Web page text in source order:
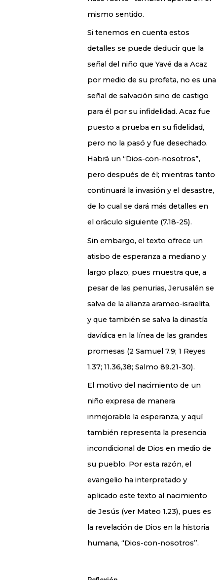
mismo sentido.
Si tenemos en cuenta estos
detalles se puede deducir que la
señal del niño que Yavé da a Acaz
por medio de su profeta, no es una
señal de salvación sino de castigo
para él por su infidelidad. Acaz fue
puesto a prueba en su fidelidad,
pero no la pasó y fue desechado.
Habrá un “Dios-con-nosotros”,
pero después de él; mientras tanto
continuará la invasión y el desastre,
de lo cual se dará más detalles en
el oráculo siguiente (7.18-25).
Sin embargo, el texto ofrece un
atisbo de esperanza a mediano y
largo plazo, pues muestra que, a
pesar de las penurias, Jerusalén se
salva de la alianza arameo-israelita,
y que también se salva la dinastía
davídica en la línea de las grandes
promesas (2 Samuel 7.9; 1 Reyes
1.37; 11.36,38; Salmo 89.21-30).
El motivo del nacimiento de un
niño expresa de manera
inmejorable la esperanza, y aquí
también representa la presencia
incondicional de Dios en medio de
su pueblo. Por esta razón, el
evangelio ha interpretado y
aplicado este texto al nacimiento
de Jesús (ver Mateo 1.23), pues es
la revelación de Dios en la historia
humana, “Dios-con-nosotros”.